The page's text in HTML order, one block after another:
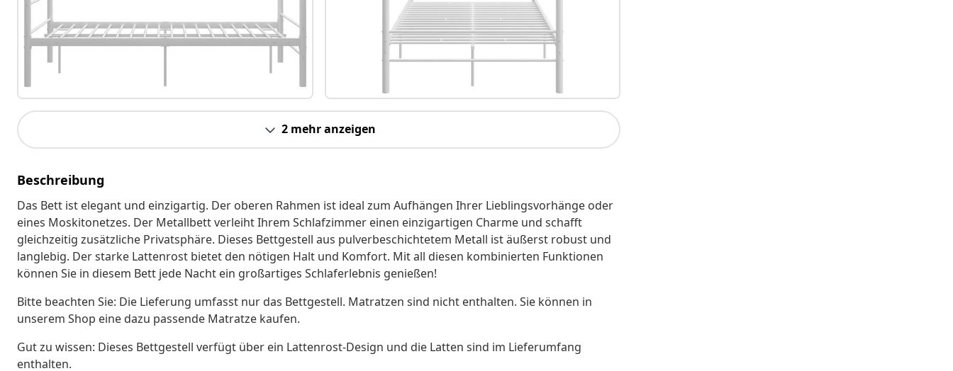
2 mehr anzeigen
Beschreibung
Das Bett ist elegant und einzigartig. Der oberen Rahmen ist ideal zum Aufhängen Ihrer Lieblingsvorhänge oder
eines Moskitonetzes. Der Metallbett verleiht Ihrem Schlafzimmer einen einzigartigen Charme und schafft
gleichzeitig zusätzliche Privatsphäre. Dieses Bettgestell aus pulverbeschichtetem Metall ist äußerst robust und
langlebig. Der starke Lattenrost bietet den nötigen Halt und Komfort. Mit all diesen kombinierten Funktionen
können Sie in diesem Bett jede Nacht ein großartiges Schlaferlebnis genießen!
Bitte beachten Sie: Die Lieferung umfasst nur das Bettgestell. Matratzen sind nicht enthalten. Sie können in
unserem Shop eine dazu passende Matratze kaufen.
Gut zu wissen: Dieses Bettgestell verfügt über ein Lattenrost-Design und die Latten sind im Lieferumfang
enthalten.